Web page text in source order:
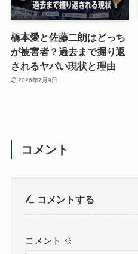
橋本愛と佐藤二朗はどっち
が被害者？過去まで掘り返
されるヤバい現状と理由
2026年7月9日
コメント
コメントする
コメント ※